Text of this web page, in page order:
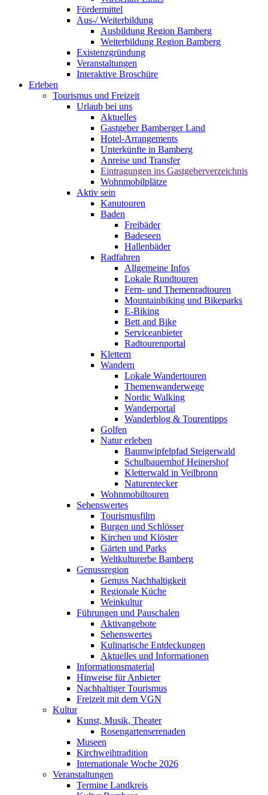
Fördermittel
Aus-/ Weiterbildung
Ausbildung Region Bamberg
Weiterbildung Region Bamberg
Existenzgründung
Veranstaltungen
Interaktive Broschüre
Erleben
Tourismus und Freizeit
Urlaub bei uns
Aktuelles
Gastgeber Bamberger Land
Hotel-Arrangements
Unterkünfte in Bamberg
Anreise und Transfer
Eintragungen ins Gastgeberverzeichnis
Wohnmobilplätze
Aktiv sein
Kanutouren
Baden
Freibäder
Badeseen
Hallenbäder
Radfahren
Allgemeine Infos
Lokale Rundtouren
Fern- und Themenradtouren
Mountainbiking und Bikeparks
E-Biking
Bett and Bike
Serviceanbieter
Radtourenportal
Klettern
Wandern
Lokale Wandertouren
Themenwanderwege
Nordic Walking
Wanderportal
Wanderblog & Tourentipps
Golfen
Natur erleben
Baumwipfelpfad Steigerwald
Schulbauernhof Heinershof
Kletterwald in Veilbronn
Naturentecker
Wohnmobiltouren
Sehenswertes
Tourismusfilm
Burgen und Schlösser
Kirchen und Klöster
Gärten und Parks
Weltkulturerbe Bamberg
Genussregion
Genuss Nachhaltigkeit
Regionale Küche
Weinkultur
Führungen und Pauschalen
Aktivangebote
Sehenswertes
Kulinarische Entdeckungen
Aktuelles und Informationen
Informationsmaterial
Hinweise für Anbieter
Nachhaltiger Tourismus
Freizeit mit dem VGN
Kultur
Kunst, Musik, Theater
Rosengartenserenaden
Museen
Kirchweihtradition
Internationale Woche 2026
Veranstaltungen
Termine Landkreis